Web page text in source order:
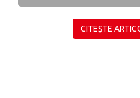
CITEȘTE